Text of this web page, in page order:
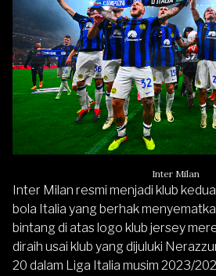
Inter Milan
Inter Milan resmi menjadi klub
bola Italia yang berhak
bintang di atas logo klub jersey
diraih usai klub yang dijuluki
20 dalam Liga Italia musim 2023/